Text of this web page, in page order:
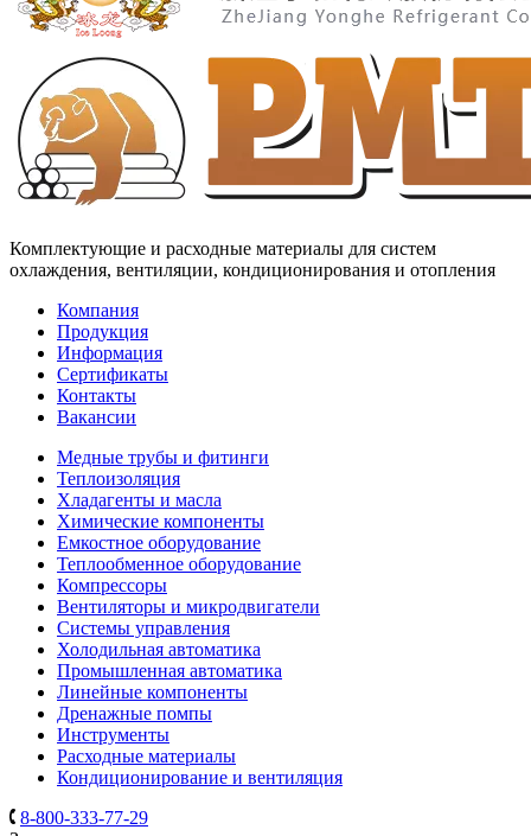
Комплектующие и расходные материалы для систем
охлаждения, вентиляции, кондиционирования и отопления
Компания
Продукция
Информация
Сертификаты
Контакты
Вакансии
Медные трубы и фитинги
Теплоизоляция
Хладагенты и масла
Химические компоненты
Емкостное оборудование
Теплообменное оборудование
Компрессоры
Вентиляторы и микродвигатели
Системы управления
Холодильная автоматика
Промышленная автоматика
Линейные компоненты
Дренажные помпы
Инструменты
Расходные материалы
Кондиционирование и вентиляция
8-800-333-77-29